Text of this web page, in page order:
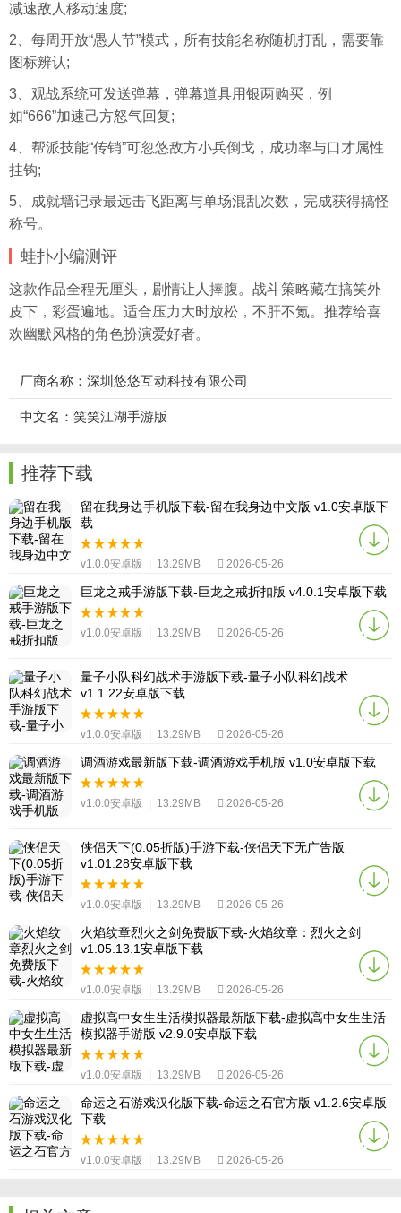
减速敌人移动速度;
2、每周开放“愚人节”模式，所有技能名称随机打乱，需要靠
图标辨认;
3、观战系统可发送弹幕，弹幕道具用银两购买，例
如“666”加速己方怒气回复;
4、帮派技能“传销”可忽悠敌方小兵倒戈，成功率与口才属性
挂钩;
5、成就墙记录最远击飞距离与单场混乱次数，完成获得搞怪
称号。
蛙扑小编测评
这款作品全程无厘头，剧情让人捧腹。战斗策略藏在搞笑外
皮下，彩蛋遍地。适合压力大时放松，不肝不氪。推荐给喜
欢幽默风格的角色扮演爱好者。
厂商名称：深圳悠悠互动科技有限公司
中文名：笑笑江湖手游版
推荐下载
留在我身边手机版下载-留在我身边中文版 v1.0安卓版下
载
v1.0.0安卓版 13.29MB 2026-05-26
巨龙之戒手游版下载-巨龙之戒折扣版 v4.0.1安卓版下载
v1.0.0安卓版 13.29MB 2026-05-26
量子小队科幻战术手游版下载-量子小队科幻战术
v1.1.22安卓版下载
v1.0.0安卓版 13.29MB 2026-05-26
调酒游戏最新版下载-调酒游戏手机版 v1.0安卓版下载
v1.0.0安卓版 13.29MB 2026-05-26
侠侣天下(0.05折版)手游下载-侠侣天下无广告版
v1.01.28安卓版下载
v1.0.0安卓版 13.29MB 2026-05-26
火焰纹章烈火之剑免费版下载-火焰纹章：烈火之剑
v1.05.13.1安卓版下载
v1.0.0安卓版 13.29MB 2026-05-26
虚拟高中女生生活模拟器最新版下载-虚拟高中女生生活
模拟器手游版 v2.9.0安卓版下载
v1.0.0安卓版 13.29MB 2026-05-26
命运之石游戏汉化版下载-命运之石官方版 v1.2.6安卓版
下载
v1.0.0安卓版 13.29MB 2026-05-26